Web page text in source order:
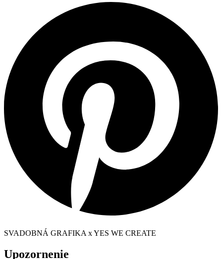
SVADOBNÁ GRAFIKA x YES WE CREATE
Upozornenie